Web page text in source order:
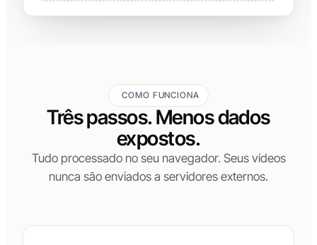
COMO FUNCIONA
Três passos. Menos dados
expostos.
Tudo processado no seu navegador. Seus vídeos
nunca são enviados a servidores externos.